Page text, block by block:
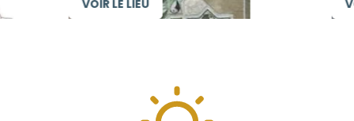
VOIR LE LIEU